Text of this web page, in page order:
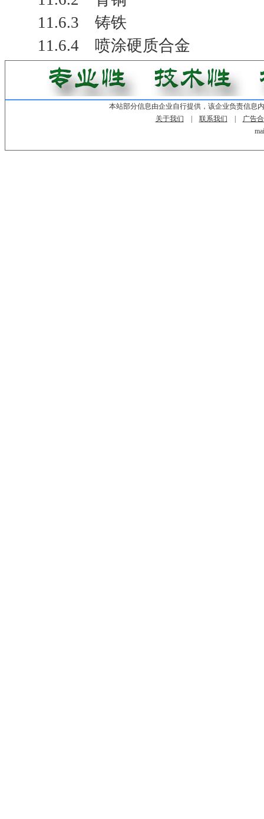
11.6.3 铸铁
11.6.4 喷涂硬质合金
本站部分信息由企业自行提供，该企业负责信息
关于我们
联系我们
广告